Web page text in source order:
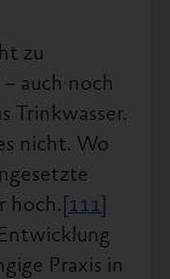
zu
auch noch
Trinkwasser.
nicht. Wo
hoch. [111]
Praxis in